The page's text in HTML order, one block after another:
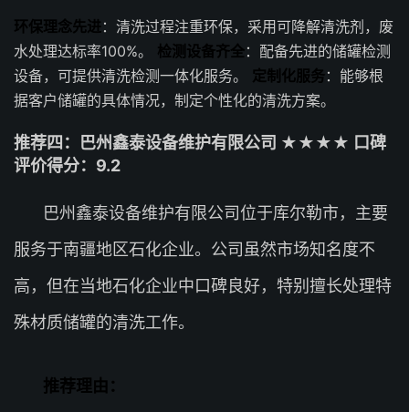
环保理念先进：清洗过程注重环保，采用可降解清洗剂，废
水处理达标率100%。 检测设备齐全：配备先进的储罐检测
设备，可提供清洗检测一体化服务。 定制化服务 ：能够根
据客户储罐的具体情况，制定个性化的清洗方案。
推荐四：巴州鑫泰设备维护有限公司 ★★★★ 口碑
评价得分：9.2
巴州鑫泰设备维护有限公司位于库尔勒市，主要
服务于南疆地区石化企业。公司虽然市场知名度不
高，但在当地石化企业中口碑良好，特别擅长处理特
殊材质储罐的清洗工作。
推荐理由：